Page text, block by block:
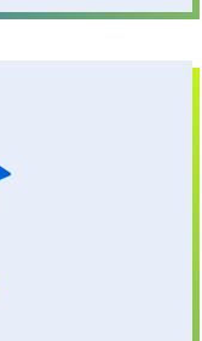
Studienjahr,
Wohngeld